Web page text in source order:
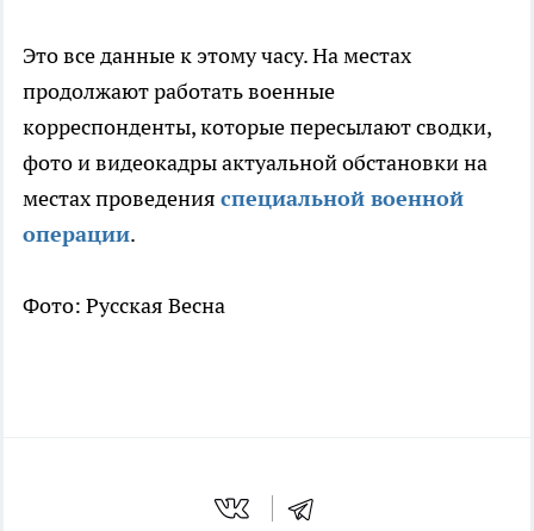
Это все данные к этому часу. На местах
продолжают работать военные
корреспонденты, которые пересылают сводки,
фото и видеокадры актуальной обстановки на
местах проведения специальной военной
операции.
Фото: Русская Весна